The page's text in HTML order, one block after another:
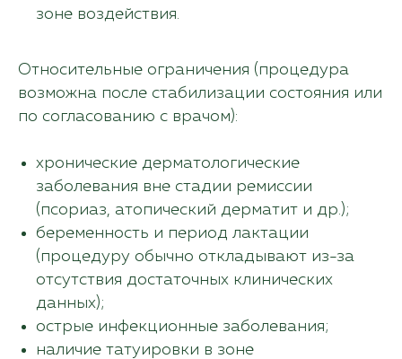
зоне воздействия.
Относительные ограничения (процедура
возможна после стабилизации состояния или
по согласованию с врачом):
хронические дерматологические
заболевания вне стадии ремиссии
(псориаз, атопический дерматит и др.);
беременность и период лактации
(процедуру обычно откладывают из-за
отсутствия достаточных клинических
данных);
острые инфекционные заболевания;
наличие татуировки в зоне